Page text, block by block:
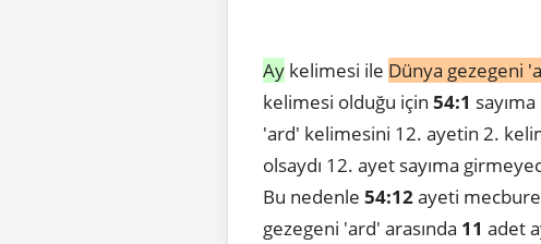
Ay kelimesi ile Dünya gezegeni
kelimesi olduğu için 54:1
'ard' kelimesini 12. ayetin 2.
olsaydı 12. ayet sayıma
Bu nedenle 54:12ayeti
gezegeni 'ard' arasında 11 adet